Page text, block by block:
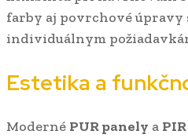
farby aj povrchové úpravy
individuálnym
Estetika a
Moderné PUR panely a